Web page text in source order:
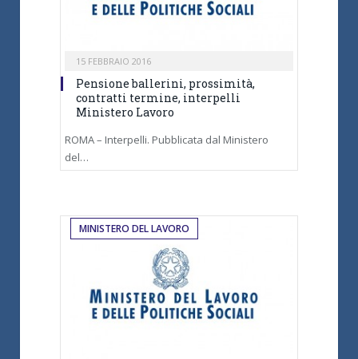
15 FEBBRAIO 2016
Pensione ballerini, prossimità,
contratti termine, interpelli
Ministero Lavoro
ROMA – Interpelli. Pubblicata dal Ministero
del…
MINISTERO DEL LAVORO